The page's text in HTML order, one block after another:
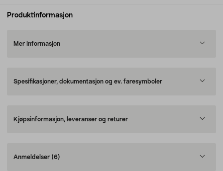
Produktinformasjon
Mer informasjon
Spesifikasjoner, dokumentasjon og ev. faresymboler
Kjøpsinformasjon, leveranser og returer
Anmeldelser (6)